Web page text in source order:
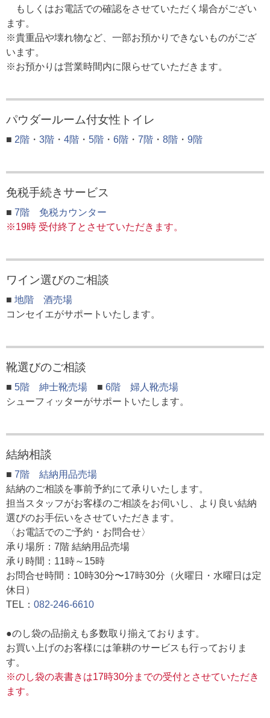
もしくはお電話での確認をさせていただく場合がござい
ます。
※貴重品や壊れ物など、一部お預かりできないものがござ
います。
※お預かりは営業時間内に限らせていただきます。
パウダールーム付女性トイレ
■ 2階 ・ 3階 ・ 4階 ・ 5階 ・ 6階 ・ 7階 ・ 8階 ・ 9階
免税手続きサービス
■ 7階 免税カウンター
※19時 受付終了とさせていただきます。
ワイン選びのご相談
■ 地階 酒売場
コンセイエがサポートいたします。
靴選びのご相談
■ 5階 紳士靴売場 ■ 6階 婦人靴売場
シューフィッターがサポートいたします。
結納相談
■ 7階 結納用品売場
結納のご相談を事前予約にて承りいたします。
担当スタッフがお客様のご相談をお伺いし、より良い結納
選びのお手伝いをさせていただきます。
〈お電話でのご予約・お問合せ〉
承り場所：7階 結納用品売場
承り時間：11時～15時
お問合せ時間：10時30分〜17時30分（火曜日・水曜日は定
休日）
TEL： 082-246-6610
●のし袋の品揃えも多数取り揃えております。
お買い上げのお客様には筆耕のサービスも行っておりま
す。
※のし袋の表書きは17時30分までの受付とさせていただき
ます。